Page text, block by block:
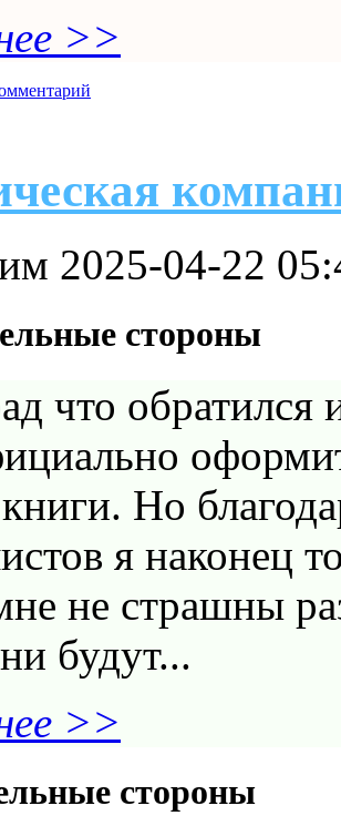
>>
2025-04-22
стороны
что обратился
Но
я наконец
не страшны
будут...
>>
стороны